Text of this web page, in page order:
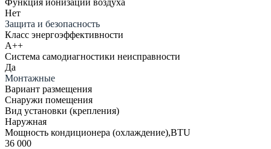
Нет
Защита и безопасность
Класс энергоэффективности
A++
Система самодиагностики неисправности
Да
Монтажные
Вариант размещения
Снаружи помещения
Вид установки (крепления)
Наружная
Мощность кондиционера (охлаждение),BTU
36 000